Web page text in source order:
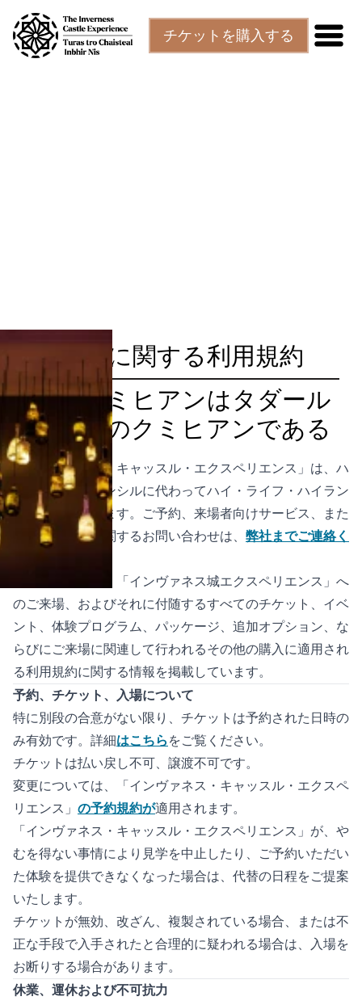
チケットを購入する
訪問に関する利用規約
ティルミヒアンはタダール
のためのクミヒアンである
「インヴァネス・キャッスル・エクスペリエンス」は、ハ
イランド・カウンシルに代わってハイ・ライフ・ハイラン
ドが運営しています。ご予約、来場者向けサービス、また
は本利用規約に関するお問い合わせは、 弊社までご連絡く
このページでは、「インヴァネス城エクスペリエンス」へ
のご来場、およびそれに付随するすべてのチケット、イベ
ント、体験プログラム、パッケージ、追加オプション、な
らびにご来場に関連して行われるその他の購入に適用され
る利用規約に関する情報を掲載しています。
予約、チケット、入場について
特に別段の合意がない限り、チケットは予約された日時の
み有効です。詳細はこちら をご覧ください。
チケットは払い戻し不可、譲渡不可です。
変更については、「インヴァネス・キャッスル・エクスペ
リエンス」 の予約規約が適用されます。
「インヴァネス・キャッスル・エクスペリエンス」が、や
むを得ない事情により見学を中止したり、ご予約いただい
た体験を提供できなくなった場合は、代替の日程をご提案
いたします。
チケットが無効、改ざん、複製されている場合、または不
正な手段で入手されたと合理的に疑われる場合は、入場を
お断りする場合があります。
休業、運休および不可抗力